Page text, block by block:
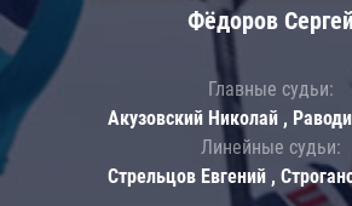
Фёдоров Сергей
Главные судьи:
Акузовский Николай ,
Линейные судьи:
Стрельцов Евгений ,